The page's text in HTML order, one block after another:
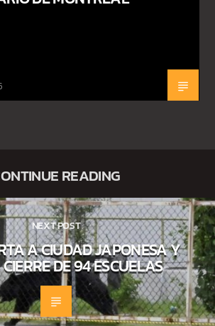
READING
NEXT POST
A CIUDAD JAPONESA Y
DE 94 ESCUELAS